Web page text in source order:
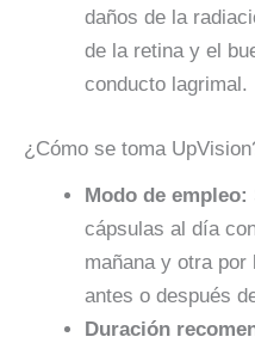
daños de la
de la retina y el
conducto lagrimal.
¿Cómo se toma
Modo de empleo:
cápsulas al día
mañana y otra por
antes o después
Duración